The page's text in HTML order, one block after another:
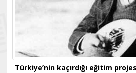
Türkiye’nin kaçırdığı eğitim